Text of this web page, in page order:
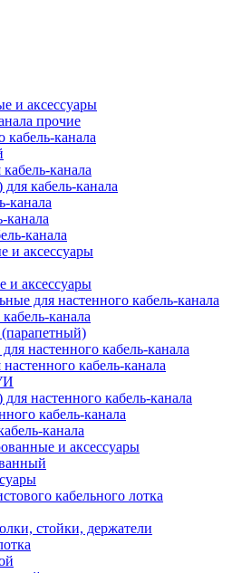
и аксессуары
прочие
кабель-канала
канала
кабель-канала
канала
канала
канала
и аксессуары
и аксессуары
для настенного кабель-канала
канала
настенного кабель-канала
кабель-канала
настенного кабель-канала
кабель-канала
канала
и аксессуары
кабельного лотка
стойки, держатели